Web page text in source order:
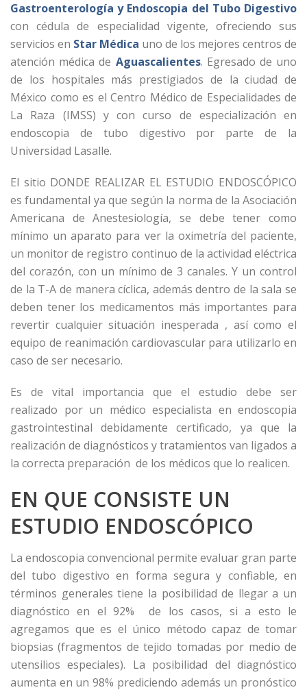
Gastroenterología y Endoscopia del Tubo Digestivo
con cédula de especialidad vigente, ofreciendo sus
servicios en Star Médica uno de los mejores centros de
atención médica de Aguascalientes. Egresado de uno
de los hospitales más prestigiados de la ciudad de
México como es el Centro Médico de Especialidades de
La Raza (IMSS) y con curso de especialización en
endoscopia de tubo digestivo por parte de la
Universidad Lasalle.
El sitio DONDE REALIZAR EL ESTUDIO ENDOSCÓPICO
es fundamental ya que según la norma de la Asociación
Americana de Anestesiología, se debe tener como
mínimo un aparato para ver la oximetría del paciente,
un monitor de registro continuo de la actividad eléctrica
del corazón, con un mínimo de 3 canales. Y un control
de la T-A de manera cíclica, además dentro de la sala se
deben tener los medicamentos más importantes para
revertir cualquier situación inesperada , así como el
equipo de reanimación cardiovascular para utilizarlo en
caso de ser necesario.
Es de vital importancia que el estudio debe ser
realizado por un médico especialista en endoscopia
gastrointestinal debidamente certificado, ya que la
realización de diagnósticos y tratamientos van ligados a
la correcta preparación de los médicos que lo realicen.
EN QUE CONSISTE UN
ESTUDIO ENDOSCÓPICO
La endoscopia convencional permite evaluar gran parte
del tubo digestivo en forma segura y confiable, en
términos generales tiene la posibilidad de llegar a un
diagnóstico en el 92% de los casos, si a esto le
agregamos que es el único método capaz de tomar
biopsias (fragmentos de tejido tomadas por medio de
utensilios especiales). La posibilidad del diagnóstico
aumenta en un 98% prediciendo además un pronóstico